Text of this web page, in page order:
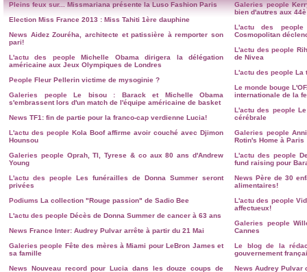
Pleins feux sur...
Missmariana présente la Luso Fashion Paris
Election Miss France 2013 : Miss Tahiti 1ère dauphine
News Aidez Zouréha, architecte et patissière à remporter son
pari!
L'actu des people
Michelle Obama dirigera la délégation
américaine aux Jeux Olympiques de Londres
People Fleur Pellerin victime de mysoginie ?
Galeries people
Le bisou : Barack et Michelle Obama
s'embrassent lors d'un match de l'équipe américaine de basket
News TF1: fin de partie pour la franco-cap verdienne Lucia!
L'actu des people Kola Boof affirme avoir couché avec Djimon
Hounsou
Galeries people Oprah, TI, Tyrese & co aux 80 ans d'Andrew
Young
L'actu des people Les funérailles de Donna Summer seront
privées
Podiums La collection "Rouge passion" de Sadio Bee
L'actu des people Décès de Donna Summer de cancer à 63 ans
News France Inter: Audrey Pulvar arrête à partir du 21 Mai
Galeries people Fête des mères à Miami pour LeBron James et
sa famille
News
Nouveau record pour Lucia dans les douze coups de
Galeries people
bien d'autres aux
L'actu des people
Cosmopolitan
L'actu des people
de Nivea
L'actu des people La
Le monde bouge
internationale de la
L'actu des people
cérébrale
Galeries people
Rotin's Home à Paris
L'actu des people
fund raising pour
News Père de 30
alimentaires!
L'actu des people
affectueux!
Galeries people
Cannes
Le blog de la
gouvernement
News Audrey Pulvar